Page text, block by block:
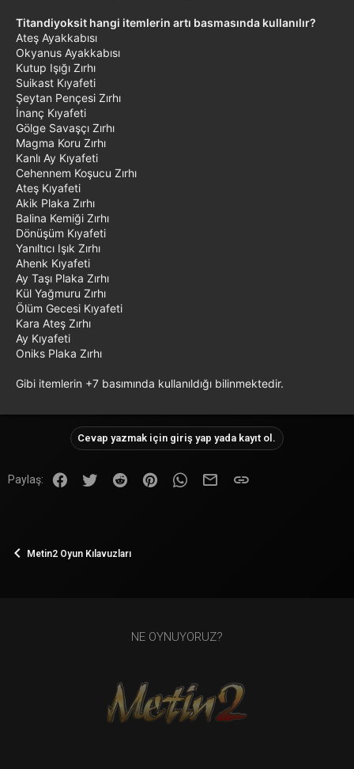
Titandiyoksit hangi itemlerin artı basmasında kullanılır?
Ateş Ayakkabısı
Okyanus Ayakkabısı
Kutup Işığı Zırhı
Suikast Kıyafeti
Şeytan Pençesi Zırhı
İnanç Kıyafeti
Gölge Savaşçı Zırhı
Magma Koru Zırhı
Kanlı Ay Kıyafeti
Cehennem Koşucu Zırhı
Ateş Kıyafeti
Akik Plaka Zırhı
Balina Kemiği Zırhı
Dönüşüm Kıyafeti
Yanıltıcı Işık Zırhı
Ahenk Kıyafeti
Ay Taşı Plaka Zırhı
Kül Yağmuru Zırhı
Ölüm Gecesi Kıyafeti
Kara Ateş Zırhı
Ay Kıyafeti
Oniks Plaka Zırhı
Gibi itemlerin +7 basımında kullanıldığı bilinmektedir.
Cevap yazmak için giriş yap yada kayıt ol.
Paylaş: FacebookTwitter Reddit PinterestWhatsApp
E-posta
Metin2 Oyun Kılavuzları
NE OYNUYORUZ?